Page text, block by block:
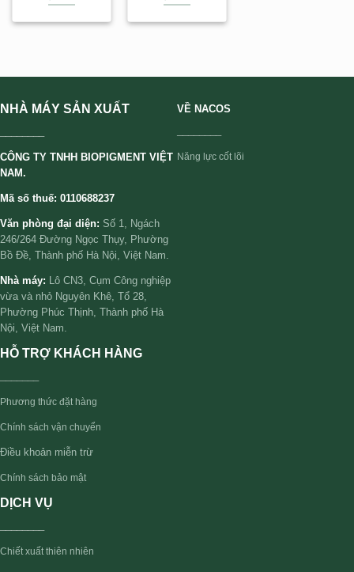
NHÀ MÁY SẢN XUẤT
CÔNG TY TNHH BIOPIGMENT VIỆT
NAM.
Mã số thuế: 0110688237
Văn phòng đại diện: Số 1, Ngách
246/264 Đường Ngọc Thụy, Phường
Bồ Đề, Thành phố Hà Nội, Việt Nam.
Nhà máy: Lô CN3, Cụm Công nghiệp
vừa và nhỏ Nguyên Khê, Tổ 28,
Phường Phúc Thịnh, Thành phố Hà
Nội, Việt Nam.
VỀ NACOS
Năng lực cốt lõi
HỖ TRỢ KHÁCH HÀNG
Phương thức đặt hàng
Chính sách vận chuyển
Điều khoản miễn trừ
Chính sách bảo mật
DỊCH VỤ
Chiết xuất thiên nhiên